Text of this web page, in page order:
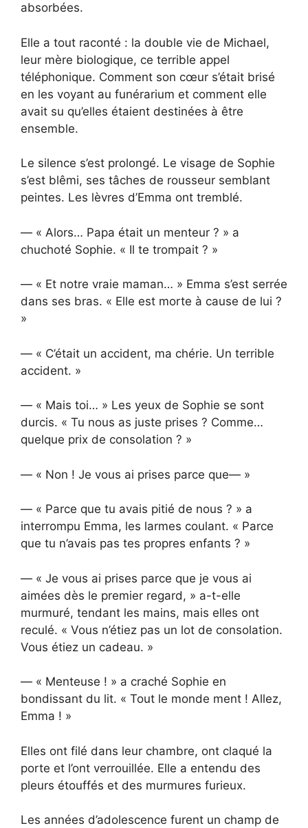
absorbées.
Elle a tout raconté : la double vie de Michael,
leur mère biologique, ce terrible appel
téléphonique. Comment son cœur s’était brisé
en les voyant au funérarium et comment elle
avait su qu’elles étaient destinées à être
ensemble.
Le silence s’est prolongé. Le visage de Sophie
s’est blêmi, ses tâches de rousseur semblant
peintes. Les lèvres d’Emma ont tremblé.
— « Alors… Papa était un menteur ? » a
chuchoté Sophie. « Il te trompait ? »
— « Et notre vraie maman… » Emma s’est serrée
dans ses bras. « Elle est morte à cause de lui ?
»
— « C’était un accident, ma chérie. Un terrible
accident. »
— « Mais toi… » Les yeux de Sophie se sont
durcis. « Tu nous as juste prises ? Comme…
quelque prix de consolation ? »
— « Non ! Je vous ai prises parce que— »
— « Parce que tu avais pitié de nous ? » a
interrompu Emma, les larmes coulant. « Parce
que tu n’avais pas tes propres enfants ? »
— « Je vous ai prises parce que je vous ai
aimées dès le premier regard, » a-t-elle
murmuré, tendant les mains, mais elles ont
reculé. « Vous n’étiez pas un lot de consolation.
Vous étiez un cadeau. »
— « Menteuse ! » a craché Sophie en
bondissant du lit. « Tout le monde ment ! Allez,
Emma ! »
Elles ont filé dans leur chambre, ont claqué la
porte et l’ont verrouillée. Elle a entendu des
pleurs étouffés et des murmures furieux.
Les années d’adolescence furent un champ de